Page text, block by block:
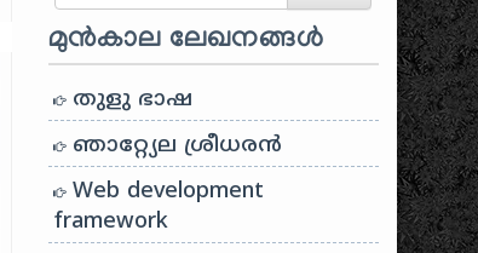
മുൻകാല ലേഖനങ്ങൾ
തുളു ഭാഷ
ഞാറ്റ്യേല ശ്രീധരൻ
Web development
framework